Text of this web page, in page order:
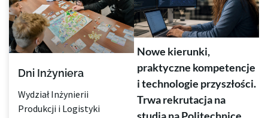
Dni Inżyniera
Wydział Inżynierii
Produkcji i Logistyki
Nowe kierunki,
praktyczne kompetencje
i technologie przyszłości.
Trwa rekrutacja na
studia na Politechnice